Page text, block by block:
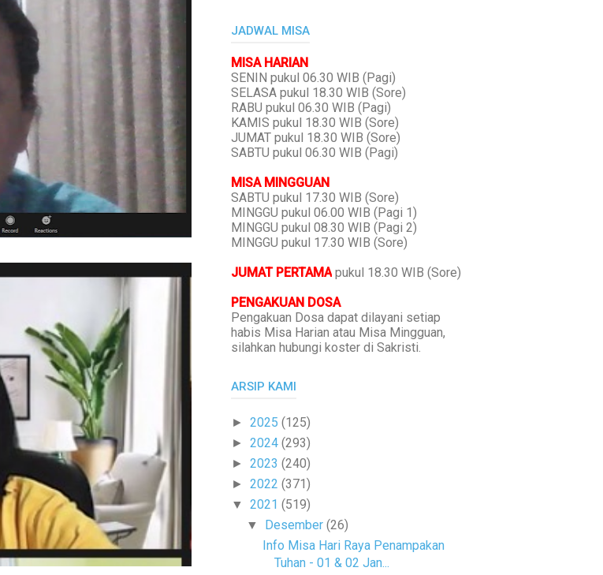
JADWAL MISA
MISA HARIAN
SENIN pukul 06.30 WIB (Pagi)
SELASA pukul 18.30 WIB (Sore)
RABU pukul 06.30 WIB (Pagi)
KAMIS pukul 18.30 WIB (Sore)
JUMAT pukul 18.30 WIB (Sore)
SABTU pukul 06.30 WIB (Pagi)
MISA MINGGUAN
SABTU pukul 17.30 WIB (Sore)
MINGGU pukul 06.00 WIB (Pagi 1)
MINGGU pukul 08.30 WIB (Pagi 2)
MINGGU pukul 17.30 WIB (Sore)
JUMAT PERTAMA pukul 18.30 WIB (Sore)
PENGAKUAN DOSA
Pengakuan Dosa dapat dilayani setiap
habis Misa Harian atau Misa Mingguan,
silahkan hubungi koster di Sakristi.
ARSIP KAMI
► 2025 (125)
► 2024 (293)
► 2023 (240)
► 2022 (371)
▼ 2021 (519)
▼ Desember(26)
Info Misa Hari Raya Penampakan
Tuhan - 01 & 02 Jan...